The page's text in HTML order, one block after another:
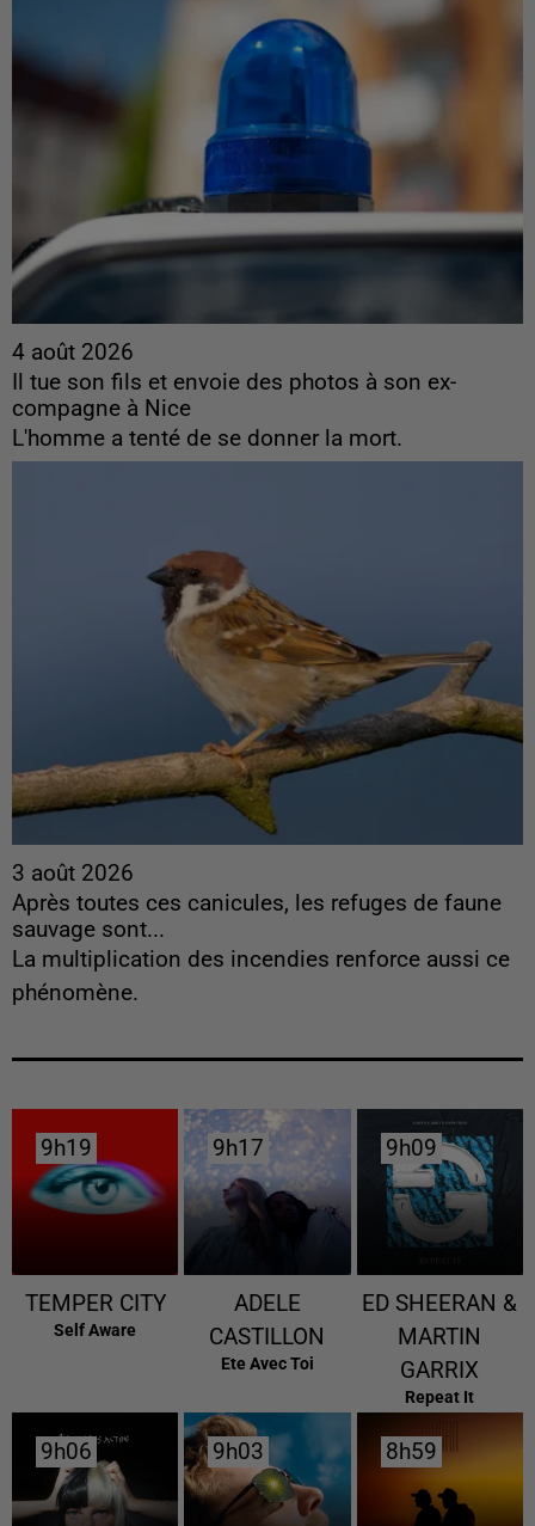
4 août 2026
Il tue son fils et envoie des photos à son ex-
compagne à Nice
L'homme a tenté de se donner la mort.
3 août 2026
Après toutes ces canicules, les refuges de faune
sauvage sont...
La multiplication des incendies renforce aussi ce
phénomène.
9h19
9h19
TEMPER CITY
Self Aware
9h17
9h17
ADELE
CASTILLON
Ete Avec Toi
9h09
9h09
ED SHEERAN &
MARTIN
GARRIX
Repeat It
9h06
9h06 9h03
9h03 8h59
8h59